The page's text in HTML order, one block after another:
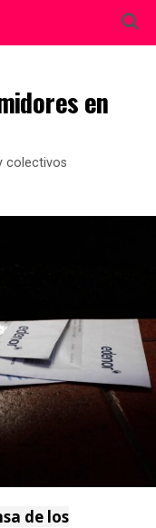
en
colectivos
de los